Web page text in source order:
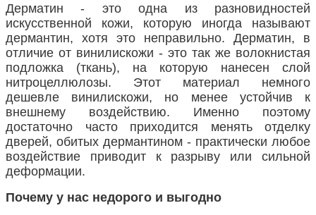
Дерматин - это одна из разновидностей
искусственной кожи, которую иногда называют
дермантин, хотя это неправильно. Дерматин, в
отличие от винилискожи - это так же волокнистая
подложка (ткань), на которую нанесен слой
нитроцеллюлозы. Этот материал немного
дешевле винилискожи, но менее устойчив к
внешнему воздействию. Именно поэтому
достаточно часто приходится менять отделку
дверей, обитых дермантином - практически любое
воздействие приводит к разрыву или сильной
деформации.
Почему у нас недорого и выгодно